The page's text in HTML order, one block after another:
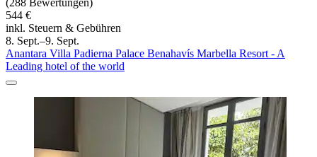
544 €
inkl. Steuern & Gebühren
8. Sept.–9. Sept.
Anantara Villa Padierna Palace Benahavís Marbella Resort - A
Leading hotel of the world